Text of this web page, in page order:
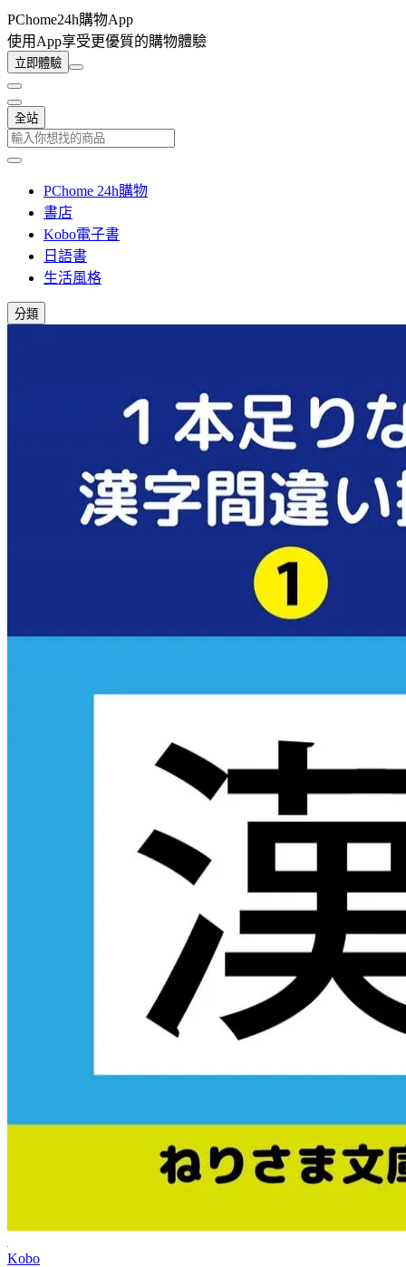
PChome24h購物App
使用App享受更優質的購物體驗
立即體驗
全站
PChome 24h購物
書店
Kobo電子書
日語書
生活風格
分類
Kobo